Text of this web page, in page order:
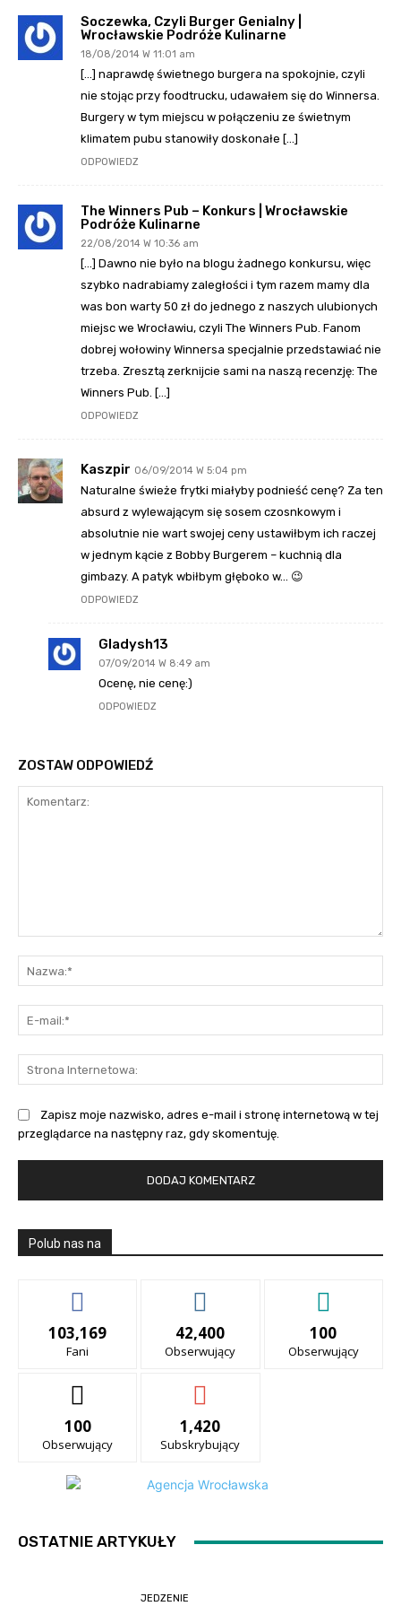
Soczewka, Czyli Burger Genialny |
Wrocławskie Podróże Kulinarne
18/08/2014 W 11:01 am
[…] naprawdę świetnego burgera na spokojnie, czyli
nie stojąc przy foodtrucku, udawałem się do Winnersa.
Burgery w tym miejscu w połączeniu ze świetnym
klimatem pubu stanowiły doskonałe […]
ODPOWIEDZ
The Winners Pub – Konkurs | Wrocławskie
Podróże Kulinarne
22/08/2014 W 10:36 am
[…] Dawno nie było na blogu żadnego konkursu, więc
szybko nadrabiamy zaległości i tym razem mamy dla
was bon warty 50 zł do jednego z naszych ulubionych
miejsc we Wrocławiu, czyli The Winners Pub. Fanom
dobrej wołowiny Winnersa specjalnie przedstawiać nie
trzeba. Zresztą zerknijcie sami na naszą recenzję: The
Winners Pub. […]
ODPOWIEDZ
Kaszpir 06/09/2014 W 5:04 pm
Naturalne świeże frytki miałyby podnieść cenę? Za ten
absurd z wylewającym się sosem czosnkowym i
absolutnie nie wart swojej ceny ustawiłbym ich raczej
w jednym kącie z Bobby Burgerem – kuchnią dla
gimbazy. A patyk wbiłbym głęboko w… 😉
ODPOWIEDZ
Gladysh13
07/09/2014 W 8:49 am
Ocenę, nie cenę:)
ODPOWIEDZ
ZOSTAW ODPOWIEDŹ
Zapisz moje nazwisko, adres e-mail i stronę internetową w tej
przeglądarce na następny raz, gdy skomentuję.
Polub nas na
103,169
Fani
42,400
Obserwujący
100
Obserwujący
100
Obserwujący
1,420
Subskrybujący
OSTATNIE ARTYKUŁY
JEDZENIE